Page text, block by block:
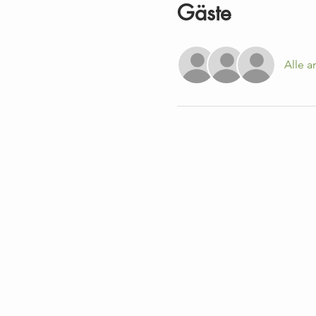
Gäste
Alle